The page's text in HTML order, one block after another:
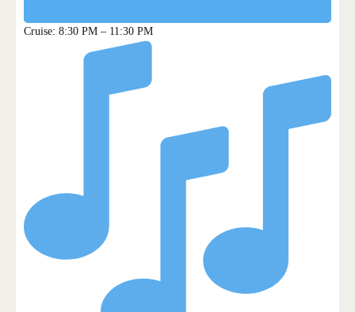
Cruise: 8:30 PM – 11:30 PM